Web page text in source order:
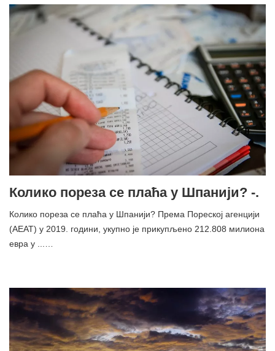
Колико пореза се плаћа у Шпанији? -.
Колико пореза се плаћа у Шпанији? Према Пореској агенцији
(АЕАТ) у 2019. години, укупно је прикупљено 212.808 милиона
евра у ...…